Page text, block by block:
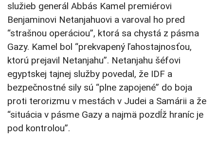
služieb generál Abbás Kamel premiérovi
Benjaminovi Netanjahuovi a varoval ho pred
“strašnou operáciou”, ktorá sa chystá z pásma
Gazy. Kamel bol “prekvapený ľahostajnosťou,
ktorú prejavil Netanjahu”. Netanjahu šéfovi
egyptskej tajnej služby povedal, že IDF a
bezpečnostné sily sú “plne zapojené” do boja
proti terorizmu v mestách v Judei a Samárii a že
“situácia v pásme Gazy a najmä pozdĺž hraníc je
pod kontrolou”.